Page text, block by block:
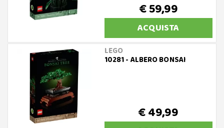
€ 59,99
ACQUISTA
LEGO
10281 - ALBERO BONSAI
€ 49,99